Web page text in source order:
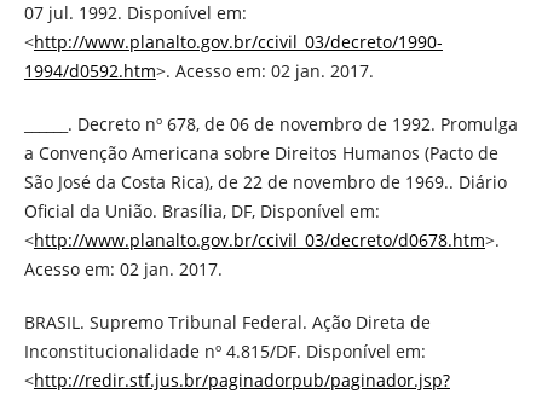
07 jul. 1992. Disponível em:
<http://www.planalto.gov.br/ccivil_03/decreto/1990-
1994/d0592.htm>. Acesso em: 02 jan. 2017.
______. Decreto nº 678, de 06 de novembro de 1992. Promulga
a Convenção Americana sobre Direitos Humanos (Pacto de
São José da Costa Rica), de 22 de novembro de 1969.. Diário
Oficial da União. Brasília, DF, Disponível em:
<http://www.planalto.gov.br/ccivil_03/decreto/d0678.htm>.
Acesso em: 02 jan. 2017.
BRASIL. Supremo Tribunal Federal. Ação Direta de
Inconstitucionalidade nº 4.815/DF. Disponível em:
<http://redir.stf.jus.br/paginadorpub/paginador.jsp?